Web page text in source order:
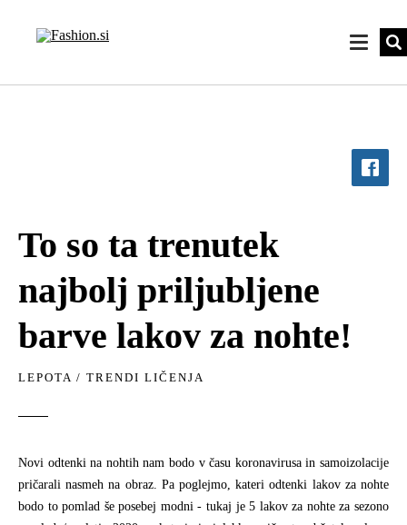
To so ta trenutek
najbolj priljubljene
barve lakov za nohte!
LEPOTA / TRENDI LIČENJA
Novi odtenki na nohtih nam bodo v času koronavirusa in samoizolacije
pričarali nasmeh na obraz. Pa poglejmo, kateri odtenki lakov za nohte
bodo to pomlad še posebej modni - tukaj je 5 lakov za nohte za sezono